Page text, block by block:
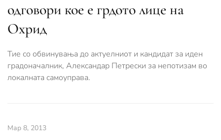
одговори кое е грдото лице на
Охрид
Тие со обвинувања до актуелниот и кандидат за иден
градоначалник, Александар Петрески за непотизам во
локалната самоуправа.
Мар 8, 2013